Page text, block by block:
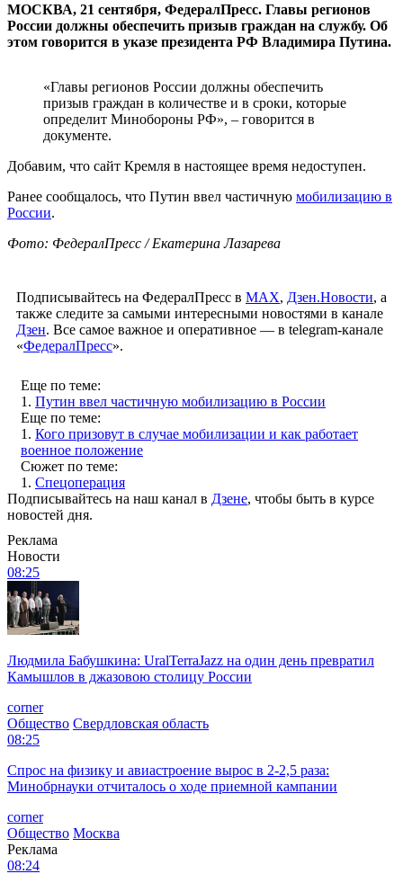
МОСКВА, 21 сентября, ФедералПресс. Главы регионов
России должны обеспечить призыв граждан на службу. Об
этом говорится в указе президента РФ Владимира Путина.
«Главы регионов России должны обеспечить
призыв граждан в количестве и в сроки, которые
определит Минобороны РФ», – говорится в
документе.
Добавим, что сайт Кремля в настоящее время недоступен.
Ранее сообщалось, что Путин ввел частичную мобилизацию в
России.
Фото: ФедералПресс / Екатерина Лазарева
Подписывайтесь на ФедералПресс в МАХ, Дзен.Новости, а
также следите за самыми интересными новостями в канале
Дзен. Все самое важное и оперативное — в telegram-канале
«ФедералПресс».
Еще по теме:
1. Путин ввел частичную мобилизацию в России
Еще по теме:
1. Кого призовут в случае мобилизации и как работает
военное положение
Сюжет по теме:
1. Спецоперация
Подписывайтесь на наш канал в Дзене, чтобы быть в курсе
новостей дня.
Реклама
Новости
08:25
Людмила Бабушкина: UralTerraJazz на один день превратил
Камышлов в джазовою столицу России
corner
Общество Свердловская область
08:25
Спрос на физику и авиастроение вырос в 2-2,5 раза:
Минобрнауки отчиталось о ходе приемной кампании
corner
Общество Москва
Реклама
08:24